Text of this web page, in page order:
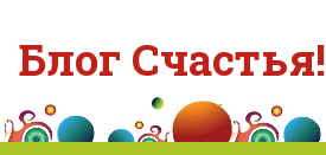
Блог Счастья!